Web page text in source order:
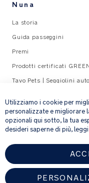
Nuna
La storia
Guida passeggini
Premi
Prodotti certificati
Tavo Pets | Seggiolini auto
Supporto
Legal
Fornendo l’indirizzo e-
newsletter e le
Utilizziamo i cookie per
personalizzate e migliorare
opzionali qui sotto, la tua
desideri saperne di più,